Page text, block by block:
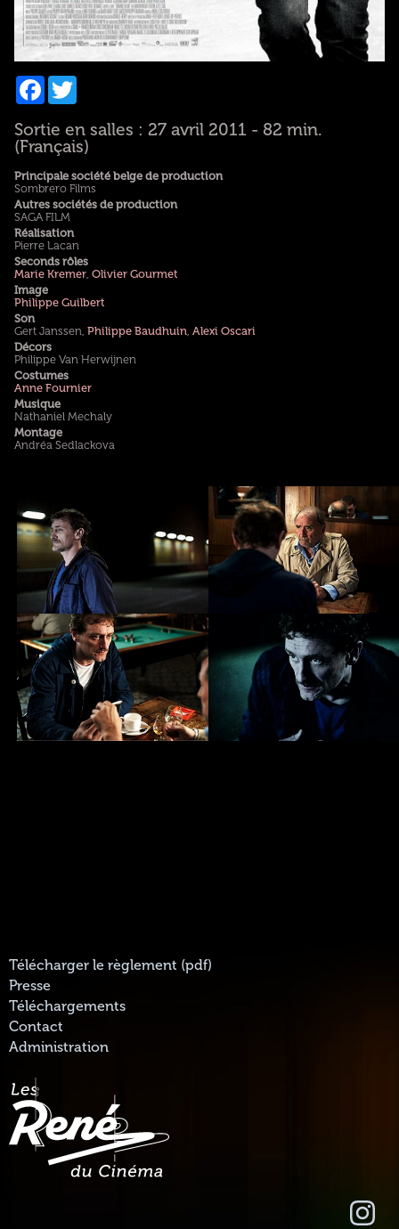
Facebook
Twitter
Sortie en salles : 27 avril 2011 - 82 min.
(Français)
Principale société belge de production
Sombrero Films
Autres sociétés de production
SAGA FILM
Réalisation
Pierre Lacan
Seconds rôles
Marie Kremer, Olivier Gourmet
Image
Philippe Guilbert
Son
Gert Janssen, Philippe Baudhuin, Alexi Oscari
Décors
Philippe Van Herwijnen
Costumes
Anne Fournier
Musique
Nathaniel Mechaly
Montage
Andréa Sedlackova
Télécharger le règlement (pdf)
Presse
Téléchargements
Contact
Administration